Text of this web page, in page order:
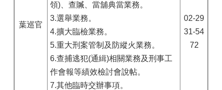
葉巡官
領)、查贓、當舖典當業務。
3.選舉業務。
4.擴大臨檢業務。
5.重大刑案管制及防縱火業務。
6.查捕逃犯(通緝)相關業務及刑事工
作會報等績效檢討會說帖。
7.其他臨時交辦事項。
02-29
31-54
72